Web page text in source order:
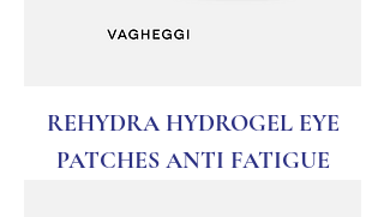
REHYDRA HYDROGEL EYE
PATCHES ANTI FATIGUE